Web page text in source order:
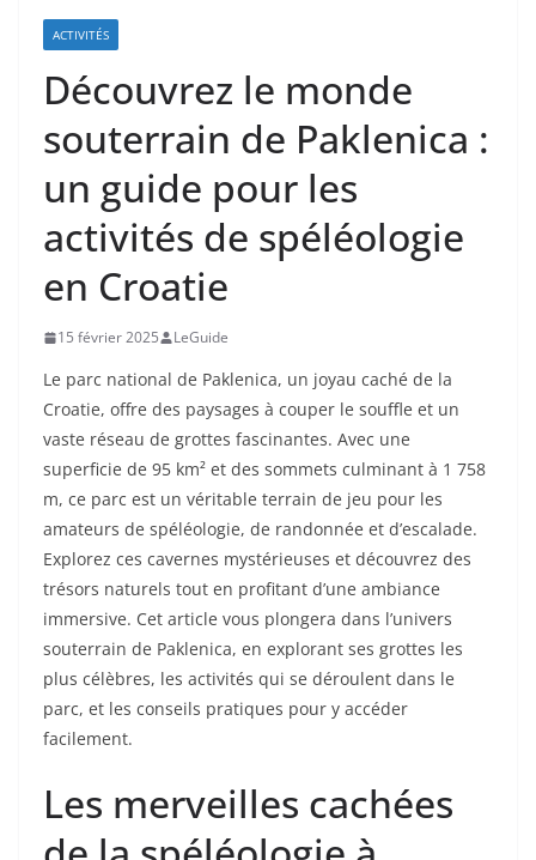
ACTIVITÉS
Découvrez le monde
souterrain de Paklenica :
un guide pour les
activités de spéléologie
en Croatie
15 février 2025 LeGuide
Le parc national de Paklenica, un joyau caché de la
Croatie, offre des paysages à couper le souffle et un
vaste réseau de grottes fascinantes. Avec une
superficie de 95 km² et des sommets culminant à 1 758
m, ce parc est un véritable terrain de jeu pour les
amateurs de spéléologie, de randonnée et d’escalade.
Explorez ces cavernes mystérieuses et découvrez des
trésors naturels tout en profitant d’une ambiance
immersive. Cet article vous plongera dans l’univers
souterrain de Paklenica, en explorant ses grottes les
plus célèbres, les activités qui se déroulent dans le
parc, et les conseils pratiques pour y accéder
facilement.
Les merveilles cachées